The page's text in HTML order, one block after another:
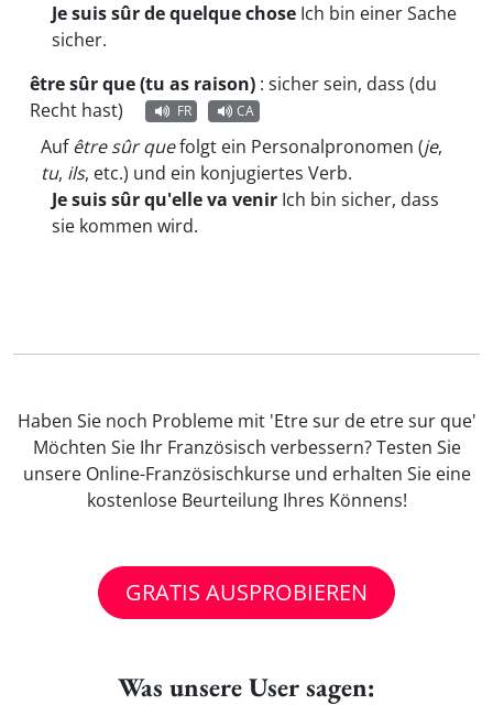
Je suis sûr de quelque chose Ich bin einer Sache
sicher.
être sûr que (tu as raison) : sicher sein, dass (du
Recht hast)
FR CA
Aufêtre sûr quefolgt ein Personalpronomen (je,
tu, ils, etc.) und ein konjugiertes Verb.
Je suis sûr qu'elle va venir Ich bin sicher, dass
sie kommen wird.
Haben Sie noch Probleme mit 'Etre sur de etre sur que'
Möchten Sie Ihr Französisch verbessern? Testen Sie
unsere Online-Französischkurse und erhalten Sie eine
kostenlose Beurteilung Ihres Könnens!
GRATIS AUSPROBIEREN
Was unsere User sagen: